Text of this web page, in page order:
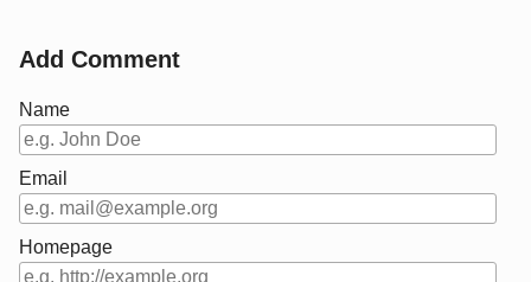
Add Comment
Name
Email
Homepage